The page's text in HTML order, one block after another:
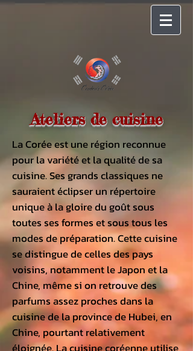
Ateliers de cuisine
LaCoréeest une région reconnue
pour la variété et la qualité de sa
cuisine. Ses grands classiques ne
sauraient éclipser un répertoire
unique à la gloire du goût sous
toutes ses formes et sous tous les
modes de préparation. Cette cuisine
se distingue de celles des pays
voisins, notamment leJaponet la
Chine, même si on retrouve des
parfums assez proches dans la
cuisine de la province deHubei, en
Chine, pourtant relativement